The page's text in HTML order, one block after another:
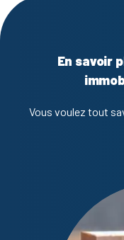
En savoir
Vous voulez tout